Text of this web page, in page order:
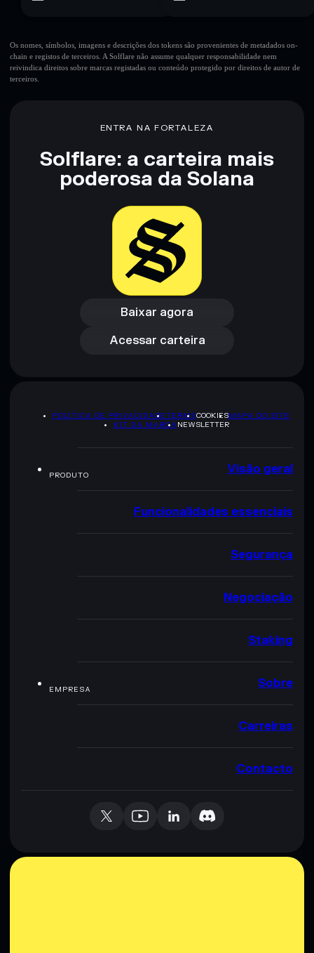
Os nomes, símbolos, imagens e descrições dos tokens são provenientes de metadados on-
chain e registos de terceiros. A Solflare não assume qualquer responsabilidade nem
reivindica direitos sobre marcas registadas ou conteúdo protegido por direitos de autor de
terceiros.
ENTRA NA FORTALEZA
Solflare: a carteira mais
poderosa da Solana
Baixar agora
Baixar agora
Acessar carteira
Acessar carteira
POLÍTICA DE PRIVACIDADETERMSCOOKIESMAPA DO SITE
KIT DA MARCA NEWSLETTER
PRODUTO Visão geral
Funcionalidades essenciais
Segurança
Negociação
Staking
EMPRESA Sobre
Carreiras
Contacto